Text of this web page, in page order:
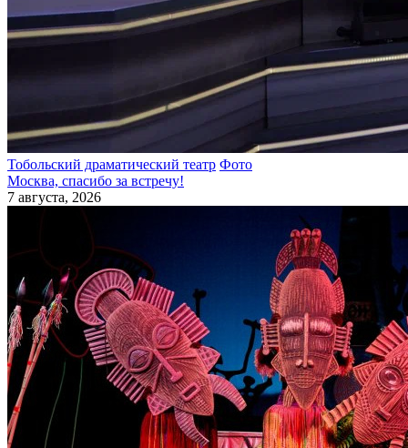
Тобольский драматический театр Фото
Москва, спасибо за встречу!
7 августа, 2026